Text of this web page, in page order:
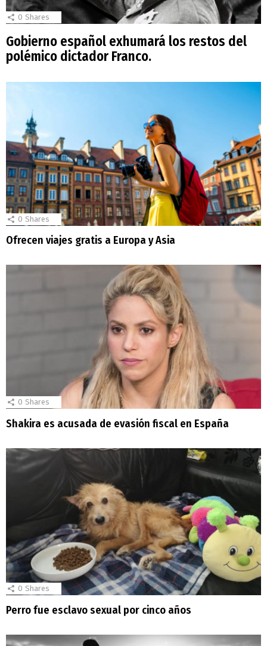
0 Shares
Gobierno español exhumará los restos del
polémico dictador Franco.
0 Shares
Ofrecen viajes gratis a Europa y Asia
0 Shares
Shakira es acusada de evasión fiscal en España
0 Shares
Perro fue esclavo sexual por cinco años